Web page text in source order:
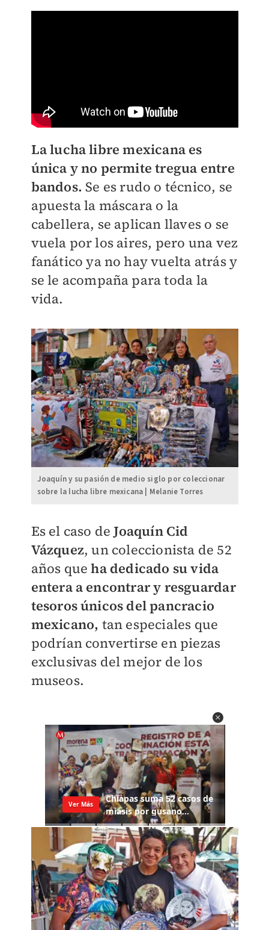
La lucha libre mexicana es
única y no permite tregua entre
bandos. Se es rudo o técnico, se
apuesta la máscara o la
cabellera, se aplican llaves o se
vuela por los aires, pero una vez
fanático ya no hay vuelta atrás y
se le acompaña para toda la
vida.
Joaquín y su pasión de medio siglo por coleccionar
sobre la lucha libre mexicana | Melanie Torres
Es el caso de Joaquín Cid
Vázquez, un coleccionista de 52
años queha dedicado su vida
entera a encontrar y resguardar
tesoros únicos del pancracio
mexicano, tan especiales que
podrían convertirse en piezas
exclusivas del mejor de los
museos.